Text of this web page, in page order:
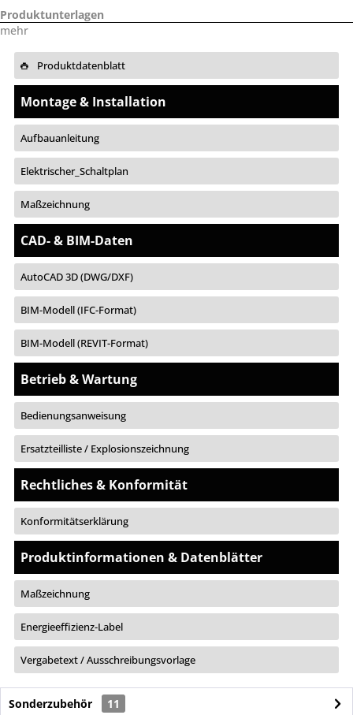
Produktunterlagen
mehr
Produktdatenblatt
Montage & Installation
Aufbauanleitung
Elektrischer_Schaltplan
Maßzeichnung
CAD- & BIM-Daten
AutoCAD 3D (DWG/DXF)
BIM-Modell (IFC-Format)
BIM-Modell (REVIT-Format)
Betrieb & Wartung
Bedienungsanweisung
Ersatzteilliste / Explosionszeichnung
Rechtliches & Konformität
Konformitätserklärung
Produktinformationen & Datenblätter
Maßzeichnung
Energieeffizienz-Label
Vergabetext / Ausschreibungsvorlage
Sonderzubehör 11